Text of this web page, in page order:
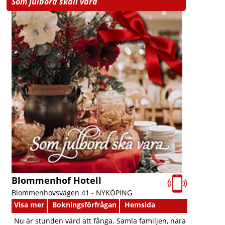
Blommenhof Hotell
Blommenhovsvägen 41 - NYKÖPING
Visa mer
Bokningsförfrågan
Hemsida
Nu är stunden värd att fånga. Samla familjen, nära